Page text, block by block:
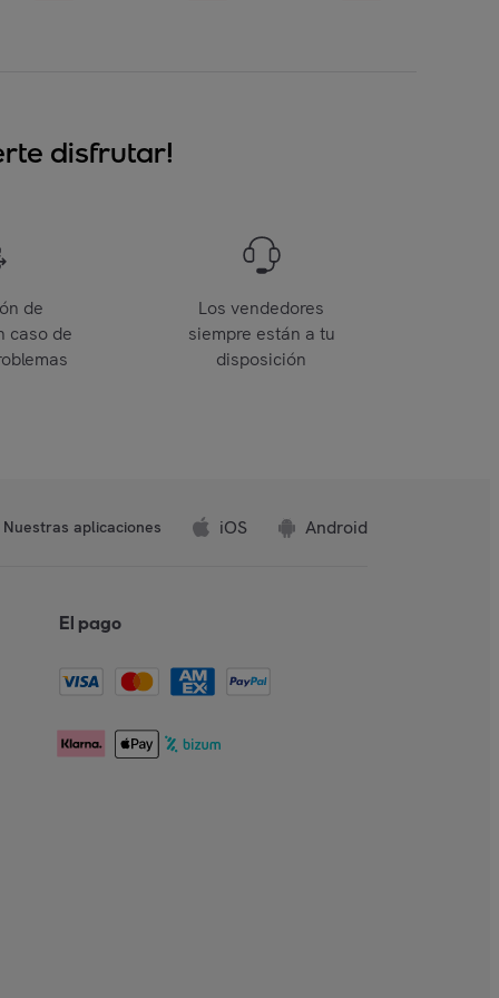
disfrutar!
de
caso de
Los vendedores
siempre están a tu
disposición
Nuestras aplicaciones iOS Android
El pago